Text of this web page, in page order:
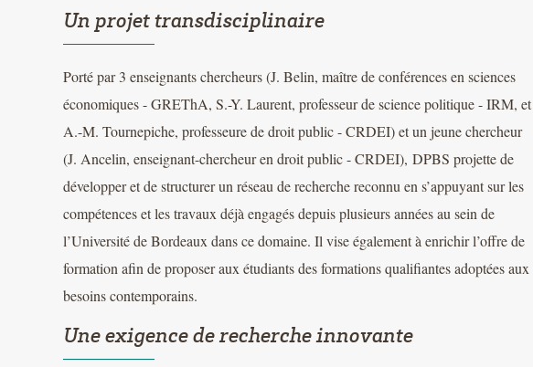
Un projet transdisciplinaire
Porté par 3 enseignants chercheurs (J. Belin, maître de conférences en sciences
économiques - GREThA, S.-Y. Laurent, professeur de science politique - IRM, et
A.-M. Tournepiche, professeure de droit public - CRDEI) et un jeune chercheur
(J. Ancelin, enseignant-chercheur en droit public - CRDEI), DPBS projette de
développer et de structurer un réseau de recherche reconnu en s’appuyant sur les
compétences et les travaux déjà engagés depuis plusieurs années au sein de
l’Université de Bordeaux dans ce domaine. Il vise également à enrichir l’offre de
formation afin de proposer aux étudiants des formations qualifiantes adoptées aux
besoins contemporains.
Une exigence de recherche innovante